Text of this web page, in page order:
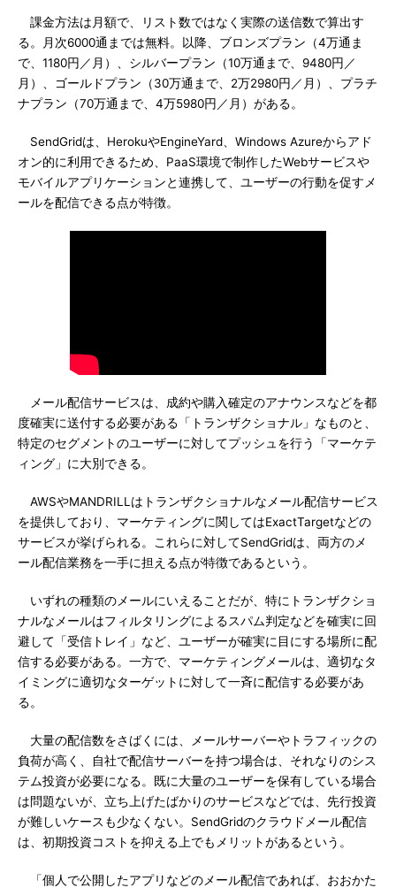
課金方法は月額で、リスト数ではなく実際の送信数で算出す
る。月次6000通までは無料。以降、ブロンズプラン（4万通ま
で、1180円／月）、シルバープラン（10万通まで、9480円／
月）、ゴールドプラン（30万通まで、2万2980円／月）、プラチ
ナプラン（70万通まで、4万5980円／月）がある。
SendGridは、HerokuやEngineYard、Windows Azureからアド
オン的に利用できるため、PaaS環境で制作したWebサービスや
モバイルアプリケーションと連携して、ユーザーの行動を促すメ
ールを配信できる点が特徴。
メール配信サービスは、成約や購入確定のアナウンスなどを都
度確実に送付する必要がある「トランザクショナル」なものと、
特定のセグメントのユーザーに対してプッシュを行う「マーケテ
ィング」に大別できる。
AWSやMANDRILLはトランザクショナルなメール配信サービス
を提供しており、マーケティングに関してはExactTargetなどの
サービスが挙げられる。これらに対してSendGridは、両方のメ
ール配信業務を一手に担える点が特徴であるという。
いずれの種類のメールにいえることだが、特にトランザクショ
ナルなメールはフィルタリングによるスパム判定などを確実に回
避して「受信トレイ」など、ユーザーが確実に目にする場所に配
信する必要がある。一方で、マーケティングメールは、適切なタ
イミングに適切なターゲットに対して一斉に配信する必要があ
る。
大量の配信数をさばくには、メールサーバーやトラフィックの
負荷が高く、自社で配信サーバーを持つ場合は、それなりのシス
テム投資が必要になる。既に大量のユーザーを保有している場合
は問題ないが、立ち上げたばかりのサービスなどでは、先行投資
が難しいケースも少なくない。SendGridのクラウドメール配信
は、初期投資コストを抑える上でもメリットがあるという。
「個人で公開したアプリなどのメール配信であれば、おおかた